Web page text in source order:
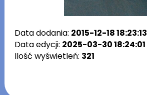
Data dodania: 2015-12-18 18:23:13
Data edycji: 2025-03-30 18:24:01
Ilość wyświetleń: 321